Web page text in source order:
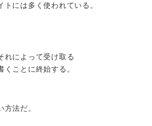
トには多く使われている。
れによって受け取る
ことに終始する。
法だ。